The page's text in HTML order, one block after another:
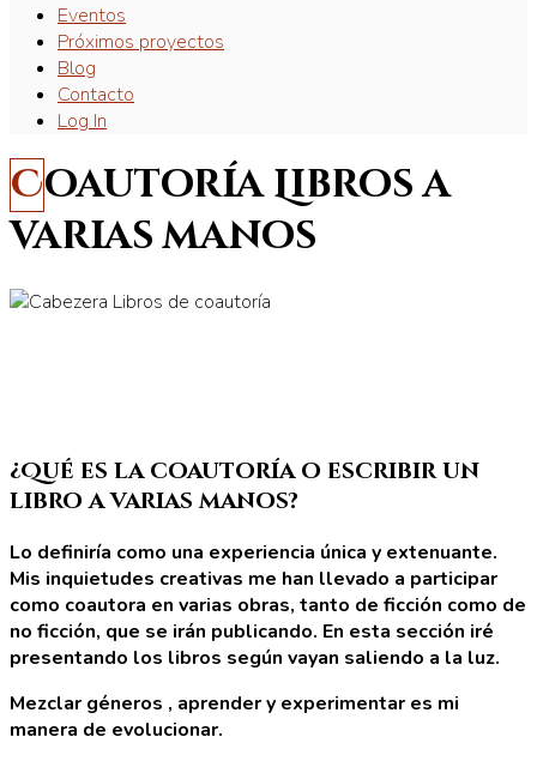
Eventos
Próximos proyectos
Blog
Contacto
Log In
Coautoría Libros a
varias manos
¿Qué es la coautoría o escribir un
libro a varias manos?
Lo definiría como una experiencia única y extenuante.
Mis inquietudes creativas me han llevado a participar
como coautora en varias obras, tanto de ficción como de
no ficción, que se irán publicando. En esta sección iré
presentando los libros según vayan saliendo a la luz.
Mezclar géneros , aprender y experimentar es mi
manera de evolucionar.